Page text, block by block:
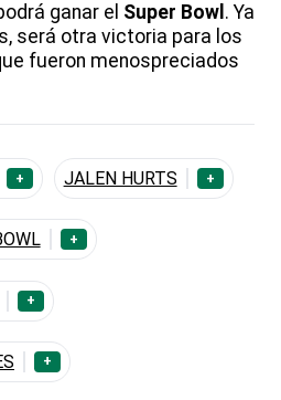
ganar el Super Bowl . Ya
será otra victoria para los
fueron menospreciados
+ JALEN HURTS +
+
+
+